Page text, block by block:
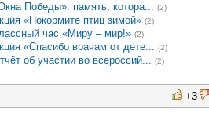
Победы»: память, котора... (2)
«Покормите птиц зимой» (2)
час «Миру – мир!» (2)
«Спасибо врачам от дете... (2)
об участии во всероссий... (2)
+3